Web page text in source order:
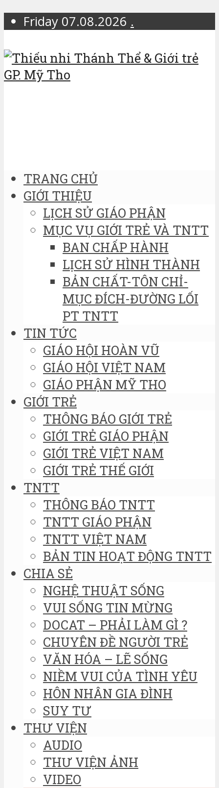
Friday 07.08.2026 .
TRANG CHỦ
GIỚI THIỆU
LỊCH SỬ GIÁO PHẬN
MỤC VỤ GIỚI TRẺ VÀ TNTT
BAN CHẤP HÀNH
LỊCH SỬ HÌNH THÀNH
BẢN CHẤT-TÔN CHỈ-
MỤC ĐÍCH-ĐƯỜNG LỐI
PT TNTT
TIN TỨC
GIÁO HỘI HOÀN VŨ
GIÁO HỘI VIỆT NAM
GIÁO PHẬN MỸ THO
GIỚI TRẺ
THÔNG BÁO GIỚI TRẺ
GIỚI TRẺ GIÁO PHẬN
GIỚI TRẺ VIỆT NAM
GIỚI TRẺ THẾ GIỚI
TNTT
THÔNG BÁO TNTT
TNTT GIÁO PHẬN
TNTT VIỆT NAM
BẢN TIN HOẠT ĐỘNG TNTT
CHIA SẺ
NGHỆ THUẬT SỐNG
VUI SỐNG TIN MỪNG
DOCAT – PHẢI LÀM GÌ ?
CHUYÊN ĐỀ NGƯỜI TRẺ
VĂN HÓA – LẼ SỐNG
NIỀM VUI CỦA TÌNH YÊU
HÔN NHÂN GIA ĐÌNH
SUY TƯ
THƯ VIỆN
AUDIO
THƯ VIỆN ẢNH
VIDEO